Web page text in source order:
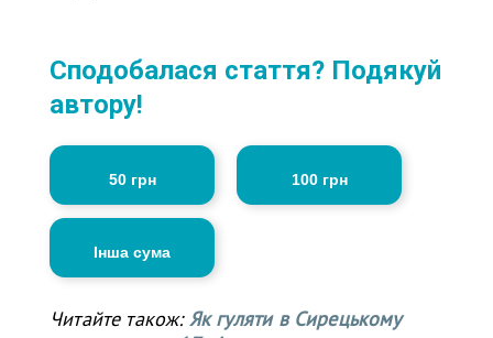
Сподобалася стаття? Подякуй
автору!
50 грн 100 грн
Інша сума
Читайте також: Як гуляти в Сирецькому